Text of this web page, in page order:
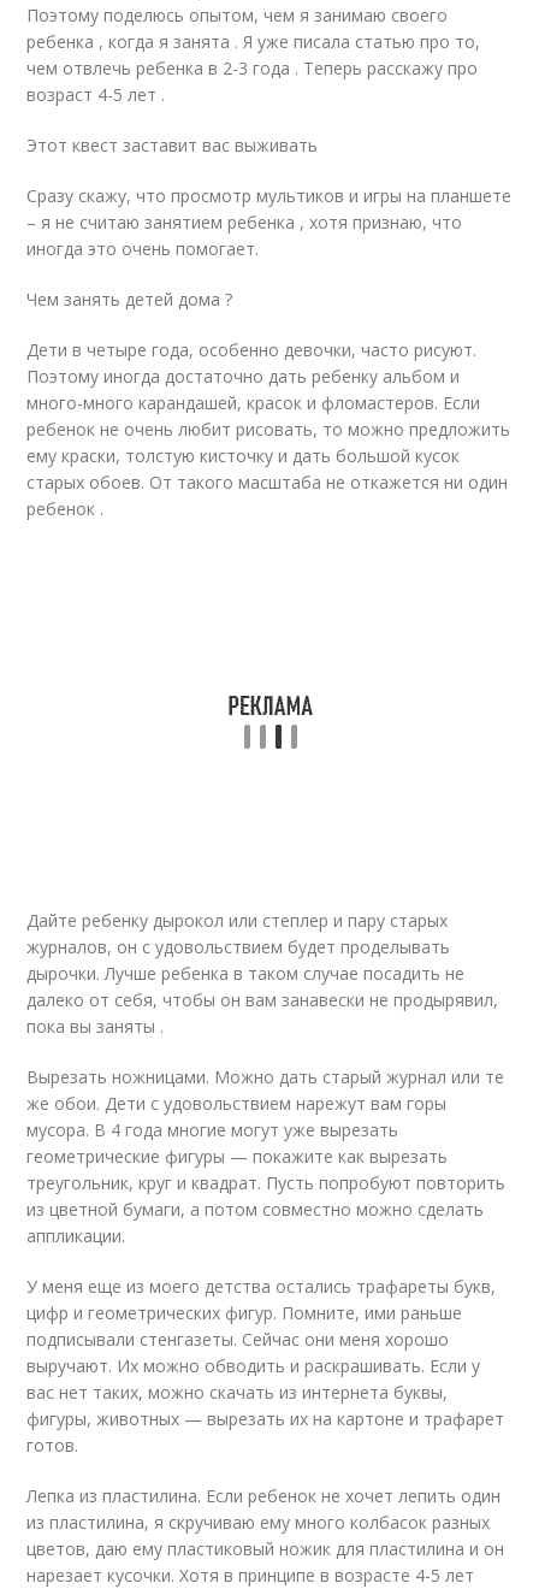
Поэтому поделюсь опытом, чем я занимаю своего
ребенка , когда я занята . Я уже писала статью про то,
чем отвлечь ребенка в 2-3 года . Теперь расскажу про
возраст 4-5 лет .
Этот квест заставит вас выживать
Сразу скажу, что просмотр мультиков и игры на планшете
– я не считаю занятием ребенка , хотя признаю, что
иногда это очень помогает.
Чем занять детей дома ?
Дети в четыре года, особенно девочки, часто рисуют.
Поэтому иногда достаточно дать ребенку альбом и
много-много карандашей, красок и фломастеров. Если
ребенок не очень любит рисовать, то можно предложить
ему краски, толстую кисточку и дать большой кусок
старых обоев. От такого масштаба не откажется ни один
ребенок .
Дайте ребенку дырокол или степлер и пару старых
журналов, он с удовольствием будет проделывать
дырочки. Лучше ребенка в таком случае посадить не
далеко от себя, чтобы он вам занавески не продырявил,
пока вы заняты .
Вырезать ножницами. Можно дать старый журнал или те
же обои. Дети с удовольствием нарежут вам горы
мусора. В 4 года многие могут уже вырезать
геометрические фигуры — покажите как вырезать
треугольник, круг и квадрат. Пусть попробуют повторить
из цветной бумаги, а потом совместно можно сделать
аппликации.
У меня еще из моего детства остались трафареты букв,
цифр и геометрических фигур. Помните, ими раньше
подписывали стенгазеты. Сейчас они меня хорошо
выручают. Их можно обводить и раскрашивать. Если у
вас нет таких, можно скачать из интернета буквы,
фигуры, животных — вырезать их на картоне и трафарет
готов.
Лепка из пластилина. Если ребенок не хочет лепить один
из пластилина, я скручиваю ему много колбасок разных
цветов, даю ему пластиковый ножик для пластилина и он
нарезает кусочки. Хотя в принципе в возрасте 4-5 лет